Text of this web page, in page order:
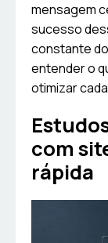
mensagem
sucesso
constante
entender o
otimizar
com
rápida